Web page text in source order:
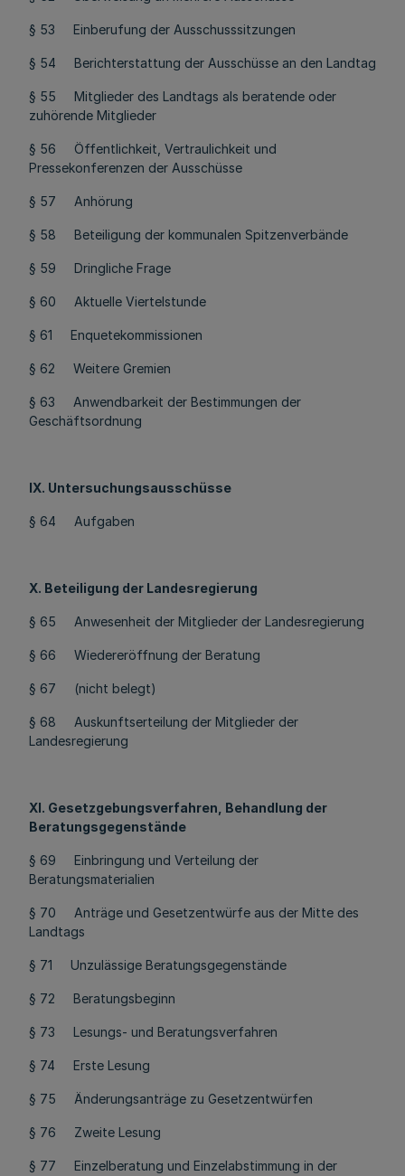
§ 53 Einberufung der Ausschusssitzungen
§ 54 Berichterstattung der Ausschüsse an den Landtag
§ 55 Mitglieder des Landtags als beratende oder
zuhörende Mitglieder
§ 56 Öffentlichkeit, Vertraulichkeit und
Pressekonferenzen der Ausschüsse
§ 57 Anhörung
§ 58 Beteiligung der kommunalen Spitzenverbände
§ 59 Dringliche Frage
§ 60 Aktuelle Viertelstunde
§ 61 Enquetekommissionen
§ 62 Weitere Gremien
§ 63 Anwendbarkeit der Bestimmungen der
Geschäftsordnung
IX. Untersuchungsausschüsse
§ 64 Aufgaben
X. Beteiligung der Landesregierung
§ 65 Anwesenheit der Mitglieder der Landesregierung
§ 66 Wiedereröffnung der Beratung
§ 67 (nicht belegt)
§ 68 Auskunftserteilung der Mitglieder der
Landesregierung
XI. Gesetzgebungsverfahren, Behandlung der
Beratungsgegenstände
§ 69 Einbringung und Verteilung der
Beratungsmaterialien
§ 70 Anträge und Gesetzentwürfe aus der Mitte des
Landtags
§ 71 Unzulässige Beratungsgegenstände
§ 72 Beratungsbeginn
§ 73 Lesungs- und Beratungsverfahren
§ 74 Erste Lesung
§ 75 Änderungsanträge zu Gesetzentwürfen
§ 76 Zweite Lesung
§ 77 Einzelberatung und Einzelabstimmung in der